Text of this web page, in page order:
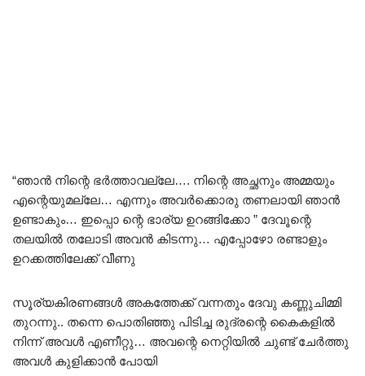
“ഞാൻ നിന്റെ ഭർത്താവല്ലേ…. നിന്റെ അച്ഛനും അമ്മയും
എന്റെയുമല്ലേ… എന്നും അവർക്കൊരു തണലായി ഞാൻ
ഉണ്ടാകും… ഇപ്പൊ ന്റെ ഭാര്യ ഉറങ്ങിക്കോ ” ദേവൂന്റെ
തലയിൽ തലോടി അവൻ കിടന്നു… എപ്പോഴോ രണ്ടാളും
ഉറക്കത്തിലേക്ക് വീണു
സൂര്യകിരണങ്ങൾ അകത്തേക്ക് വന്നതും ദേവു കണ്ണുചിമ്മി
തുറന്നു.. തന്നെ പൊതിഞ്ഞു പിടിച്ച രുദ്രന്റെ കൈകളിൽ
നിന്ന് അവൾ എണീറ്റു… അവന്റെ നെറ്റിയിൽ ചുണ്ട് ചേർത്തു
അവൾ കുളിക്കാൻ പോയി